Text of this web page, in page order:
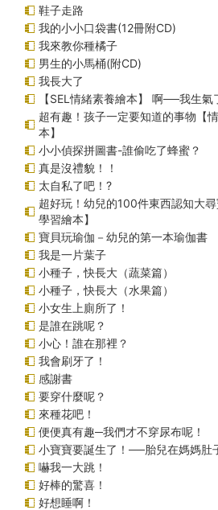
鞋子走路
我的小小口袋書(12冊附CD)
我來教你種橘子
男生的小馬桶(附CD)
我長大了
【SEL情緒素養繪本】 啊──我生氣
超有趣！孩子一定要知道的事物【
本】
小小偵探拼圖書-誰偷吃了蜂蜜？
真是沒禮貌！！
太自私了吧！?
超好玩！幼兒的100件東西認知大
學習繪本】
寶貝玩瑜伽－幼兒的第一本瑜伽書
我是一片葉子
小種子，快長大（蔬菜篇）
小種子，快長大（水果篇）
小女生上廁所了！
是誰在跳呢？
小心！誰在那裡？
我會刷牙了！
感謝書
要穿什麼呢？
來種花吧！
便便真有趣─我們才不穿尿布呢！
小寶寶要誕生了！──胎兒在媽媽肚
嚇我一大跳！
好棒的驚喜！
好想睡啊！